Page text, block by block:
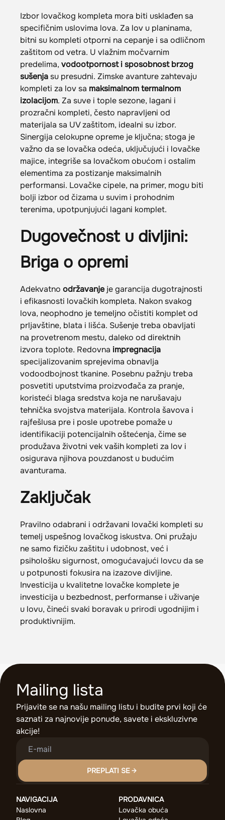
Izbor lovačkog kompleta mora biti usklađen sa
specifičnim uslovima lova. Za lov u planinama,
bitni su kompleti otporni na cepanje i sa odličnom
zaštitom od vetra. U vlažnim močvarnim
predelima, vodootpornost i sposobnost brzog
sušenja su presudni. Zimske avanture zahtevaju
kompleti za lov sa maksimalnom termalnom
izolacijom. Za suve i tople sezone, lagani i
prozračni kompleti, često napravljeni od
materijala sa UV zaštitom, idealni su izbor.
Sinergija celokupne opreme je ključna; stoga je
važno da se lovačka odeća, uključujući i lovačke
majice, integriše sa lovačkom obućom i ostalim
elementima za postizanje maksimalnih
performansi. Lovačke cipele, na primer, mogu biti
bolji izbor od čizama u suvim i prohodnim
terenima, upotpunjujući lagani komplet.
Dugovečnost u divljini:
Briga o opremi
Adekvatno održavanje je garancija dugotrajnosti
i efikasnosti lovačkih kompleta. Nakon svakog
lova, neophodno je temeljno očistiti komplet od
prljavštine, blata i lišća. Sušenje treba obavljati
na provetrenom mestu, daleko od direktnih
izvora toplote. Redovna impregnacija
specijalizovanim sprejevima obnavlja
vodoodbojnost tkanine. Posebnu pažnju treba
posvetiti uputstvima proizvođača za pranje,
koristeći blaga sredstva koja ne narušavaju
tehnička svojstva materijala. Kontrola šavova i
rajfešlusa pre i posle upotrebe pomaže u
identifikaciji potencijalnih oštećenja, čime se
produžava životni vek vaših kompleti za lov i
osigurava njihova pouzdanost u budućim
avanturama.
Zaključak
Pravilno odabrani i održavani lovački kompleti su
temelj uspešnog lovačkog iskustva. Oni pružaju
ne samo fizičku zaštitu i udobnost, već i
psihološku sigurnost, omogućavajući lovcu da se
u potpunosti fokusira na izazove divljine.
Investicija u kvalitetne lovačke komplete je
investicija u bezbednost, performanse i uživanje
u lovu, čineći svaki boravak u prirodi ugodnijim i
produktivnijim.
Mailing lista
Prijavite se na našu mailing listu i budite prvi koji će
saznati za najnovije ponude, savete i ekskluzivne
akcije!
PREPLATI SE
NAVIGACIJA
Naslovna
PRODAVNICA
Lovačka obuća